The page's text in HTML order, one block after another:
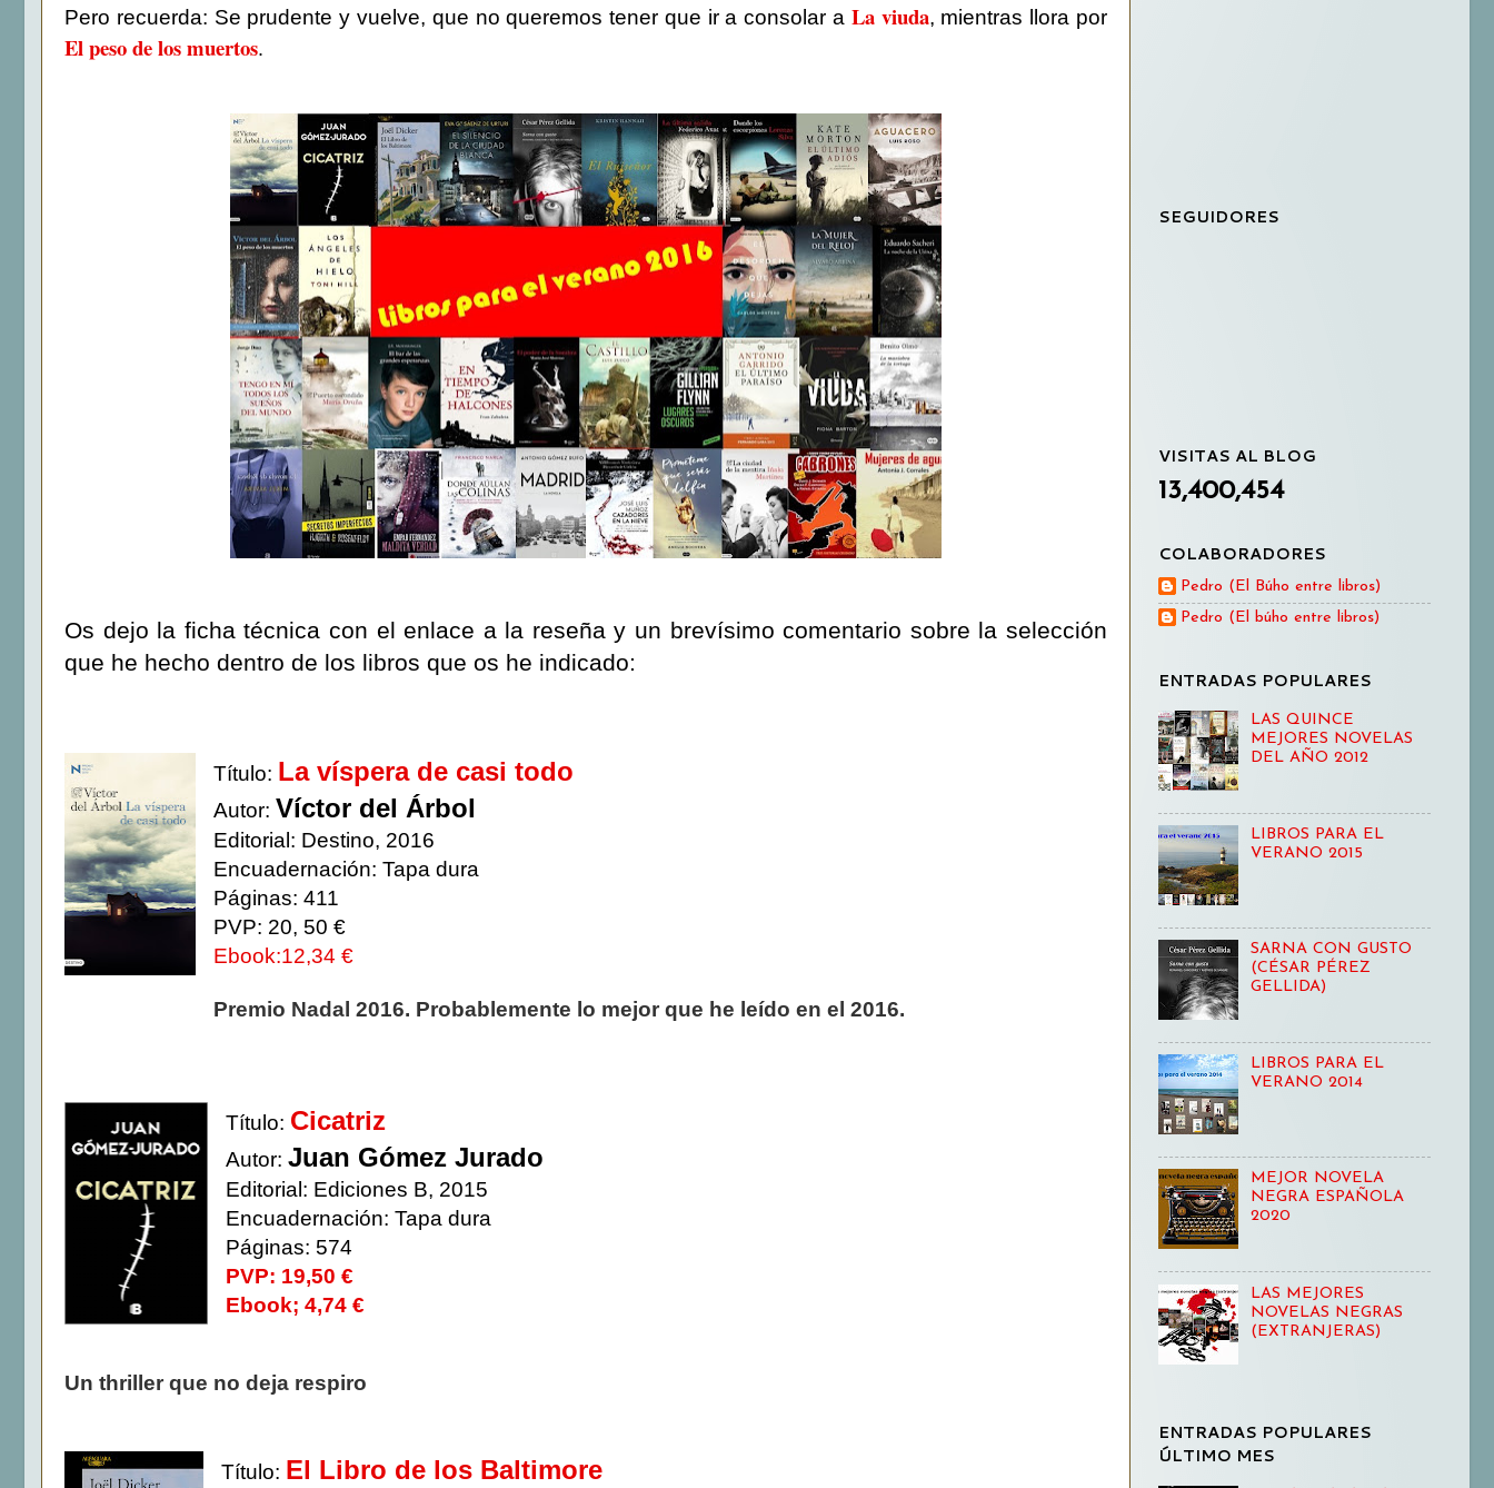
Pero recuerda: Se prudente y vuelve, que no queremos tener que ir a consolar a La viuda, mientras llora por
El peso de los muertos.
Os dejo la ficha técnica con el enlace a la reseña y un brevísimo comentario sobre la selección
que he hecho dentro de los libros que os he indicado:
Título: La víspera de casi todo
Autor: Víctor del Árbol
Editorial: Destino, 2016
Encuadernación: Tapa dura
Páginas: 411
PVP: 20, 50 €
Ebook:12,34 €
Premio Nadal 2016. Probablemente lo mejor que he leído en el 2016.
Título: Cicatriz
Autor: Juan Gómez Jurado
Editorial: Ediciones B, 2015
Encuadernación: Tapa dura
Páginas: 574
PVP: 19,50 €
Ebook; 4,74 €
Un thriller que no deja respiro
Título: El Libro de los Baltimore
SEGUIDORES
VISITAS AL BLOG
13,400,454
COLABORADORES
Pedro (El Búho entre libros)
Pedro (El búho entre libros)
ENTRADAS POPULARES
LAS QUINCE
MEJORES NOVELAS
DEL AÑO 2012
LIBROS PARA EL
VERANO 2015
SARNA CON GUSTO
(CÉSAR PÉREZ
GELLIDA)
LIBROS PARA EL
VERANO 2014
MEJOR NOVELA
NEGRA ESPAÑOLA
2020
LAS MEJORES
NOVELAS NEGRAS
(EXTRANJERAS)
ENTRADAS POPULARES
ÚLTIMO MES